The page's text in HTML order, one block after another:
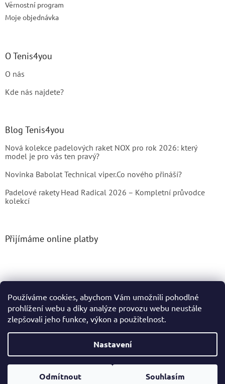
Používáme cookies, abychom Vám umožnili pohodlné
prohlížení webu a díky analýze provozu webu neustále
zlepšovali jeho funkce, výkon a použitelnost.
Nastavení
Odmítnout Souhlasím
Věrnostní program
Moje objednávka
O Tenis4you
O nás
Kde nás najdete?
Blog Tenis4you
Nová kolekce padelových raket NOX pro rok 2026: který
model je pro vás ten pravý?
Novinka Babolat Technical viper.Co nového přináší?
Padelové rakety Head Radical 2026 – Kompletní průvodce
kolekcí
Přijímáme online platby
Vytvořil Shoptet
. Všechna práva vyhrazena.
Podle zákona o evidenci tržeb je prodávající povinen vystavit
kupujícímu účtenku. Zároveň je povinen zaevidovat přijatou